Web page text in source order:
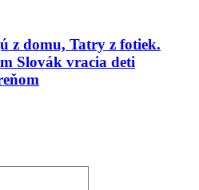
z domu, Tatry z fotiek.
Slovák vracia deti